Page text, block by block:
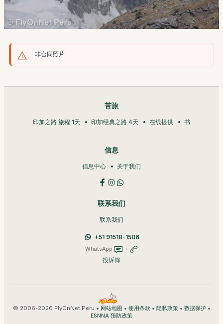
非合同照片
苦旅
印加之路 旅程 1天 印加经典之路 4天 在线提供 书
信息
信息中心 关于我们
联系我们
联系我们
+51 91518-1506
WhatsApp +
投诉簿
© 2006-2026 FlyOnNet Peru • 网站地图 • 使用条款 • 隐私政策• 数据保护•
ESNNA 预防政策